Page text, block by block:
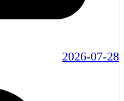
2026-07-28